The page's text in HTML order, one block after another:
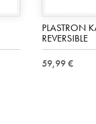
PLASTRON
REVERSIBLE
59,99 €